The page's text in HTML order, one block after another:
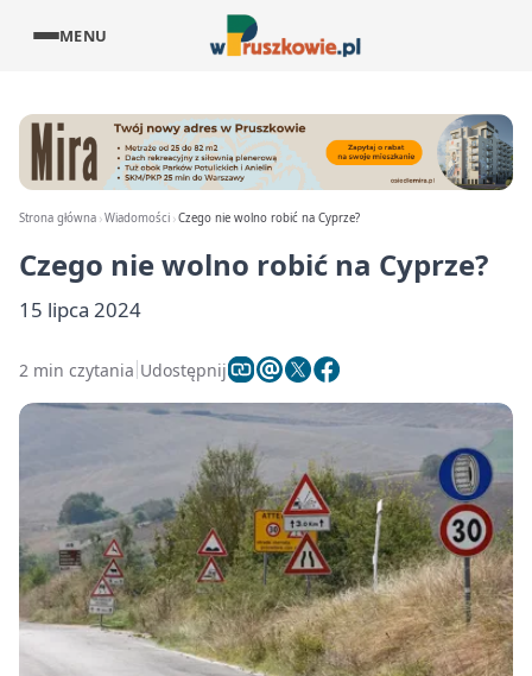
MENU
Strona główna Wiadomości Czego nie wolno robić na Cyprze?
Czego nie wolno robić na Cyprze?
15 lipca 2024
2 min czytania Udostępnij